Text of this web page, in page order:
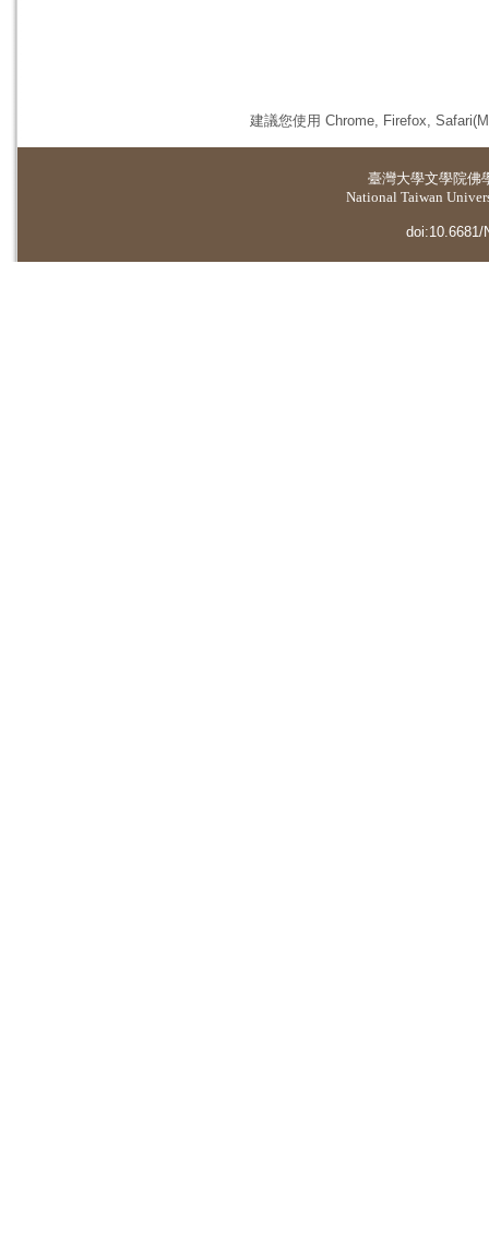
建議您使用 Chrome, Firefox,
臺灣大學文學院佛
National Taiwan
doi:10.6681/